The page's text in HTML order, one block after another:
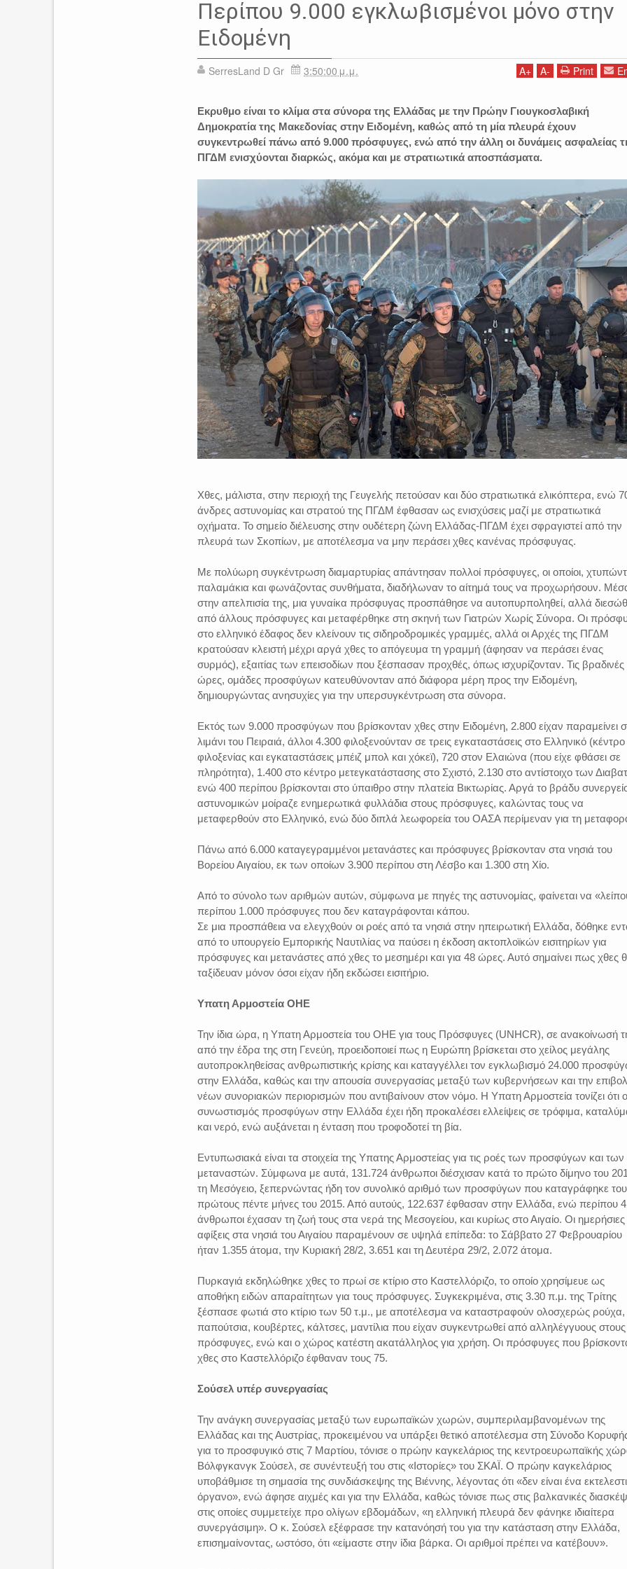
Περίπου 9.000 εγκλωβισμένοι μόνο στην
Ειδομένη
SerresLand D Gr 3:50:00 μ.μ. A+ A- Print
Εκρυθμο είναι το κλίμα στα σύνορα της Ελλάδας με την Πρώην Γιουγκοσλαβική
Δημοκρατία της Μακεδονίας στην Ειδομένη, καθώς από τη μία πλευρά έχουν
συγκεντρωθεί πάνω από 9.000 πρόσφυγες, ενώ από την άλλη οι δυνάμεις ασφαλείας
ΠΓΔΜ ενισχύονται διαρκώς, ακόμα και με στρατιωτικά αποσπάσματα.
Χθες, μάλιστα, στην περιοχή της Γευγελής πετούσαν και δύο στρατιωτικά ελικόπτερα, ενώ
άνδρες αστυνομίας και στρατού της ΠΓΔΜ έφθασαν ως ενισχύσεις μαζί με στρατιωτικά
οχήματα. Το σημείο διέλευσης στην ουδέτερη ζώνη Ελλάδας-ΠΓΔΜ έχει σφραγιστεί από την
πλευρά των Σκοπίων, με αποτέλεσμα να μην περάσει χθες κανένας πρόσφυγας.
Με πολύωρη συγκέντρωση διαμαρτυρίας απάντησαν πολλοί πρόσφυγες, οι οποίοι,
παλαμάκια και φωνάζοντας συνθήματα, διαδήλωναν το αίτημά τους να προχωρήσουν.
στην απελπισία της, μια γυναίκα πρόσφυγας προσπάθησε να αυτοπυρποληθεί, αλλά
από άλλους πρόσφυγες και μεταφέρθηκε στη σκηνή των Γιατρών Χωρίς Σύνορα. Οι
στο ελληνικό έδαφος δεν κλείνουν τις σιδηροδρομικές γραμμές, αλλά οι Αρχές της ΠΓΔΜ
κρατούσαν κλειστή μέχρι αργά χθες το απόγευμα τη γραμμή (άφησαν να περάσει ένας
συρμός), εξαιτίας των επεισοδίων που ξέσπασαν προχθές, όπως ισχυρίζονταν. Τις βραδινές
ώρες, ομάδες προσφύγων κατευθύνονταν από διάφορα μέρη προς την Ειδομένη,
δημιουργώντας ανησυχίες για την υπερσυγκέντρωση στα σύνορα.
Εκτός των 9.000 προσφύγων που βρίσκονταν χθες στην Ειδομένη, 2.800 είχαν παραμείνει
λιμάνι του Πειραιά, άλλοι 4.300 φιλοξενούνταν σε τρεις εγκαταστάσεις στο Ελληνικό (κέντρο
φιλοξενίας και εγκαταστάσεις μπέιζ μπολ και χόκεϊ), 720 στον Ελαιώνα (που είχε φθάσει σε
πληρότητα), 1.400 στο κέντρο μετεγκατάστασης στο Σχιστό, 2.130 στο αντίστοιχο των
ενώ 400 περίπου βρίσκονται στο ύπαιθρο στην πλατεία Βικτωρίας. Αργά το βράδυ
αστυνομικών μοίραζε ενημερωτικά φυλλάδια στους πρόσφυγες, καλώντας τους να
μεταφερθούν στο Ελληνικό, ενώ δύο διπλά λεωφορεία του ΟΑΣΑ περίμεναν για τη
Πάνω από 6.000 καταγεγραμμένοι μετανάστες και πρόσφυγες βρίσκονταν στα νησιά του
Βορείου Αιγαίου, εκ των οποίων 3.900 περίπου στη Λέσβο και 1.300 στη Χίο.
Από το σύνολο των αριθμών αυτών, σύμφωνα με πηγές της αστυνομίας, φαίνεται να
περίπου 1.000 πρόσφυγες που δεν καταγράφονται κάπου.
Σε μια προσπάθεια να ελεγχθούν οι ροές από τα νησιά στην ηπειρωτική Ελλάδα, δόθηκε
από το υπουργείο Εμπορικής Ναυτιλίας να παύσει η έκδοση ακτοπλοϊκών εισιτηρίων για
πρόσφυγες και μετανάστες από χθες το μεσημέρι και για 48 ώρες. Αυτό σημαίνει πως χθες
ταξίδευαν μόνον όσοι είχαν ήδη εκδώσει εισιτήριο.
Υπατη Αρμοστεία ΟΗΕ
Την ίδια ώρα, η Υπατη Αρμοστεία του ΟΗΕ για τους Πρόσφυγες (UNHCR), σε ανακοίνωσή
από την έδρα της στη Γενεύη, προειδοποιεί πως η Ευρώπη βρίσκεται στο χείλος μεγάλης
αυτοπροκληθείσας ανθρωπιστικής κρίσης και καταγγέλλει τον εγκλωβισμό 24.000
στην Ελλάδα, καθώς και την απουσία συνεργασίας μεταξύ των κυβερνήσεων και την
νέων συνοριακών περιορισμών που αντιβαίνουν στον νόμο. Η Υπατη Αρμοστεία τονίζει ότι ο
συνωστισμός προσφύγων στην Ελλάδα έχει ήδη προκαλέσει ελλείψεις σε τρόφιμα,
και νερό, ενώ αυξάνεται η ένταση που τροφοδοτεί τη βία.
Εντυπωσιακά είναι τα στοιχεία της Υπατης Αρμοστείας για τις ροές των προσφύγων και των
μεταναστών. Σύμφωνα με αυτά, 131.724 άνθρωποι διέσχισαν κατά το πρώτο δίμηνο του
τη Μεσόγειο, ξεπερνώντας ήδη τον συνολικό αριθμό των προσφύγων που καταγράφηκε
πρώτους πέντε μήνες του 2015. Από αυτούς, 122.637 έφθασαν στην Ελλάδα, ενώ περίπου
άνθρωποι έχασαν τη ζωή τους στα νερά της Μεσογείου, και κυρίως στο Αιγαίο. Οι ημερήσιες
αφίξεις στα νησιά του Αιγαίου παραμένουν σε υψηλά επίπεδα: το Σάββατο 27 Φεβρουαρίου
ήταν 1.355 άτομα, την Κυριακή 28/2, 3.651 και τη Δευτέρα 29/2, 2.072 άτομα.
Πυρκαγιά εκδηλώθηκε χθες το πρωί σε κτίριο στο Καστελλόριζο, το οποίο χρησίμευε ως
αποθήκη ειδών απαραίτητων για τους πρόσφυγες. Συγκεκριμένα, στις 3.30 π.μ. της Τρίτης
ξέσπασε φωτιά στο κτίριο των 50 τ.μ., με αποτέλεσμα να καταστραφούν ολοσχερώς ρούχα,
παπούτσια, κουβέρτες, κάλτσες, μαντίλια που είχαν συγκεντρωθεί από αλληλέγγυους στους
πρόσφυγες, ενώ και ο χώρος κατέστη ακατάλληλος για χρήση. Οι πρόσφυγες που
χθες στο Καστελλόριζο έφθαναν τους 75.
Σούσελ υπέρ συνεργασίας
Την ανάγκη συνεργασίας μεταξύ των ευρωπαϊκών χωρών, συμπεριλαμβανομένων της
Ελλάδας και της Αυστρίας, προκειμένου να υπάρξει θετικό αποτέλεσμα στη Σύνοδο
για το προσφυγικό στις 7 Μαρτίου, τόνισε ο πρώην καγκελάριος της κεντροευρωπαϊκής
Βόλφγκανγκ Σούσελ, σε συνέντευξή του στις «Ιστορίες» του ΣΚΑΪ. Ο πρώην καγκελάριος
υποβάθμισε τη σημασία της συνδιάσκεψης της Βιέννης, λέγοντας ότι «δεν είναι ένα
όργανο», ενώ άφησε αιχμές και για την Ελλάδα, καθώς τόνισε πως στις βαλκανικές
στις οποίες συμμετείχε προ ολίγων εβδομάδων, «η ελληνική πλευρά δεν φάνηκε ιδιαίτερα
συνεργάσιμη». Ο κ. Σούσελ εξέφρασε την κατανόησή του για την κατάσταση στην Ελλάδα,
επισημαίνοντας, ωστόσο, ότι «είμαστε στην ίδια βάρκα. Οι αριθμοί πρέπει να κατέβουν».